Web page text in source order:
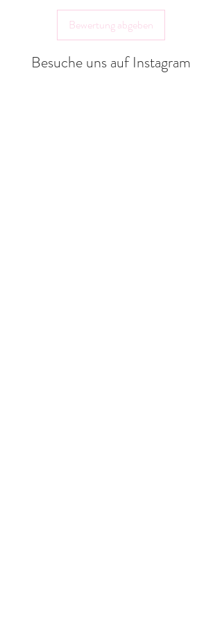
Gräfter Weg 18a
32351 Stemwede
shop@landlebenliebe.de
Bewertung abgeben
Besuche uns auf Instagram